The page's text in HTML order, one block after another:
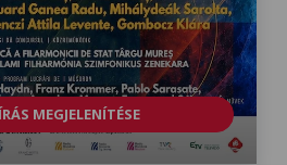
MEGJELENÍTÉSE